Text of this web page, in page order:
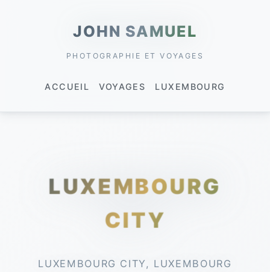
JOHN SAMUEL
PHOTOGRAPHIE ET VOYAGES
ACCUEIL VOYAGES LUXEMBOURG
LUXEMBOURG
CITY
LUXEMBOURG CITY, LUXEMBOURG